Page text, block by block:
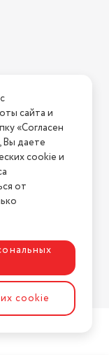
нам
нас есть всё!
сайта и
«Согласен
Вы даете
cookie и
от
cookie